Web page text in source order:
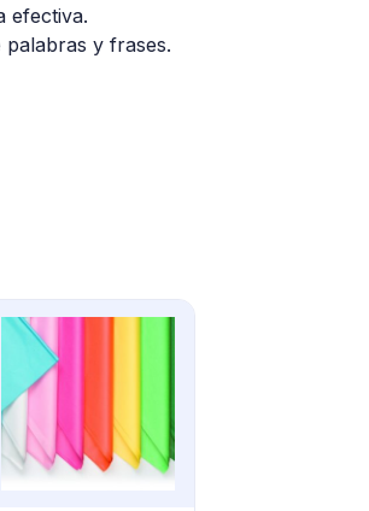
efectiva.
palabras y frases.